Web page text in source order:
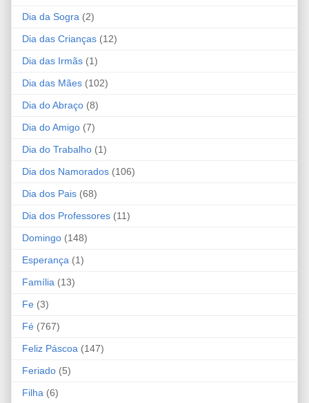
Dia da Sogra (2)
Dia das Crianças (12)
Dia das Irmãs (1)
Dia das Mães (102)
Dia do Abraço (8)
Dia do Amigo (7)
Dia do Trabalho (1)
Dia dos Namorados (106)
Dia dos Pais (68)
Dia dos Professores (11)
Domingo (148)
Esperança (1)
Família (13)
Fe (3)
Fé (767)
Feliz Páscoa (147)
Feriado (5)
Filha (6)